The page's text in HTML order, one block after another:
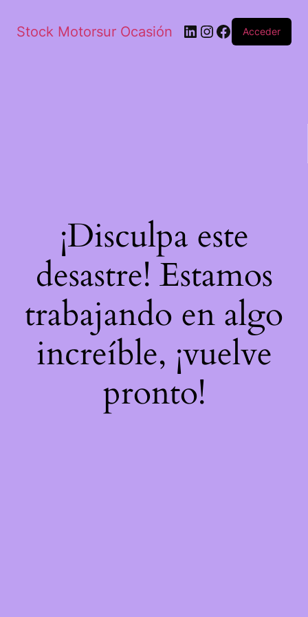
Stock Motorsur Ocasión Acceder
¡Disculpa este
desastre! Estamos
trabajando en algo
increíble, ¡vuelve
pronto!